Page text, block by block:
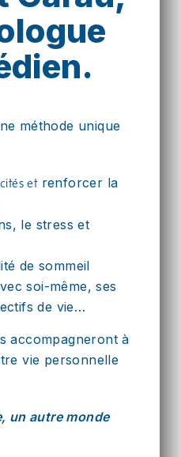
méthode unique
et renforcer la
le stress et
de sommeil
soi-même, ses
de vie…
accompagneront à
vie personnelle
un autre monde